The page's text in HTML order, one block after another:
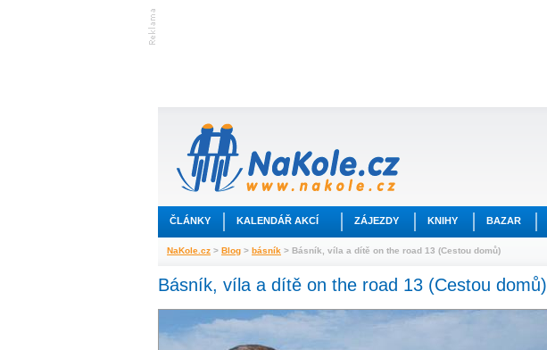
ČLÁNKY KALENDÁŘ AKCÍ ZÁJEZDY KNIHY BAZAR
NaKole.cz > Blog > básník > Básník, víla a dítě on the road 13 (Cestou domů)
Básník, víla a dítě on the road 13 (Cestou domů)